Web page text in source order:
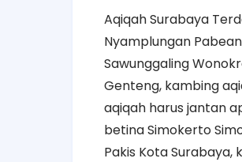
Aqiqah Surabaya
Nyamplungan
Sawunggaling
Genteng, kambing
aqiqah harus jantan
betina Simokerto
Pakis Kota